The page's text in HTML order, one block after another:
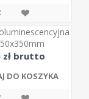
zł brutto
DO KOSZYKA